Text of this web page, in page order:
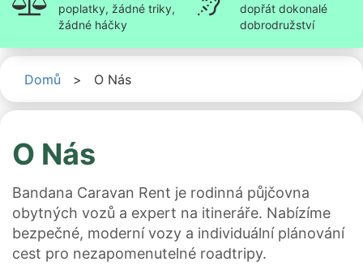
poplatky, žádné triky,
žádné háčky
dopřát dokonalé
dobrodružství
Domů > O Nás
O Nás
Bandana Caravan Rent je rodinná půjčovna
obytných vozů a expert na itineráře. Nabízíme
bezpečné, moderní vozy a individuální plánování
cest pro nezapomenutelné roadtripy.